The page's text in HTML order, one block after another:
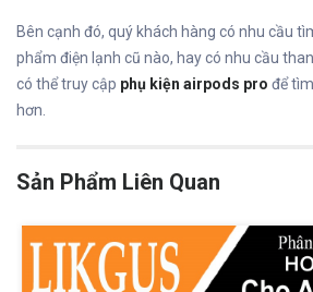
Bên cạnh đó, quý khách hàng có nhu cầu
phẩm điện lạnh cũ nào, hay có nhu cầu
có thể truy cập phụ kiện airpods pro để
hơn.
Sản Phẩm Liên Quan